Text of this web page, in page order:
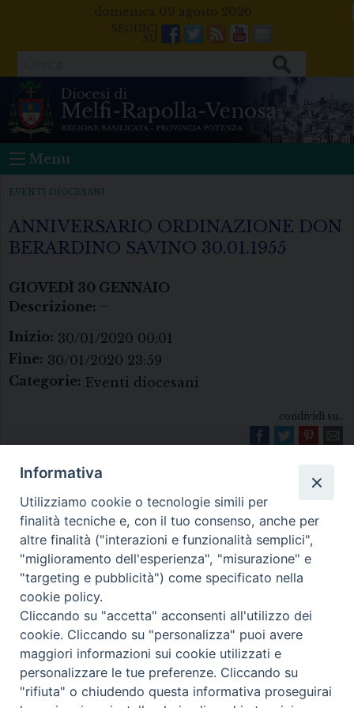
domenica 09 agosto 2026
Facebook
Twitter
FeedsYoutube
Mail
Menu
EVENTI DIOCESANI
ANNIVERSARIO ORDINAZIONE DON
BERARDINO SAVINO 30.01.1955
GIOVEDÌ 30 GENNAIO
Descrizione: –
Inizio: 30/01/2020 00:01
Fine: 30/01/2020 23:59
Categorie: Eventi diocesani
condividi su...
Diocesi di Melfi Rapolla Venosa
• Largo Duomo, 12 - 85025 MELFI (PZ) •
Tel. 0972238604
PEC ufficiale della Diocesi:
diocesi.melfi_rapolla_venosa@legalmail.it
Informativa
Utilizziamo cookie o tecnologie simili per
finalità tecniche e, con il tuo consenso, anche per
altre finalità ("interazioni e funzionalità semplici",
"miglioramento dell'esperienza", "misurazione" e
"targeting e pubblicità") come specificato nella
cookie policy.
Cliccando su "accetta" acconsenti all'utilizzo dei
cookie. Cliccando su "personalizza" puoi avere
maggiori informazioni sui cookie utilizzati e
personalizzare le tue preferenze. Cliccando su
"rifiuta" o chiudendo questa informativa proseguirai